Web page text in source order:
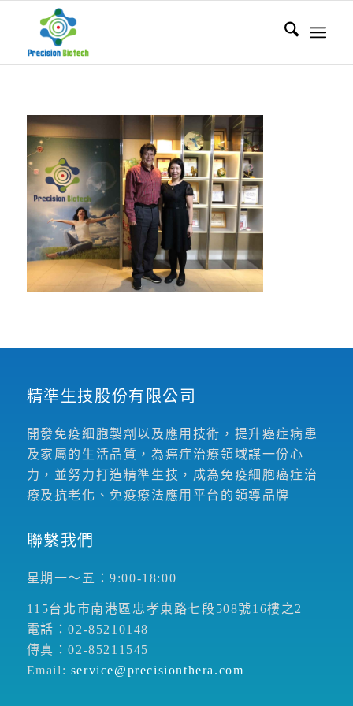
精準生技股份有限公司
開發免疫細胞製劑以及應用技術，提升癌症病患
及家屬的生活品質，為癌症治療領域謀一份心
力，並努力打造精準生技，成為免疫細胞癌症治
療及抗老化、免疫療法應用平台的領導品牌
聯繫我們
星期一～五：9:00-18:00
115台北市南港區忠孝東路七段508號16樓之2
電話：02-85210148
傳真：02-85211545
Email: service@precisionthera.com